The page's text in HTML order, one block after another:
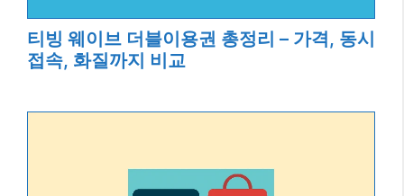
티빙 웨이브 더블이용권 총정리 – 가격, 동시
접속, 화질까지 비교